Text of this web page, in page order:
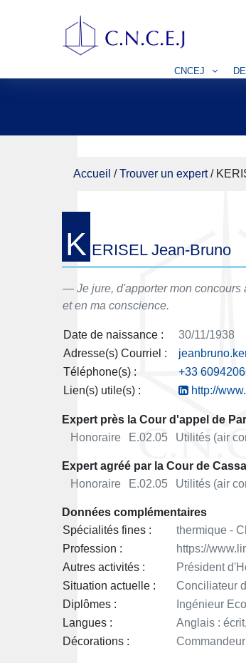
CNCEJ
Accueil /Trouver un expert/
K ERISEL Jean-Bruno
Je jure, d'apporter mon
et en ma conscience.
Date de naissance :
30/11/1938
Adresse(s) Courriel :
Téléphone(s) :
+33
Lien(s) utile(s) :
http://
Expert près la Cour d'appel de
Honoraire
E.02.05 Utilités (air
Expert agréé par la Cour de
Honoraire
E.02.05 Utilités (air
Données complémentaires
Spécialités fines :
thermique -
Profession :
https://
Autres activités :
Président
Situation actuelle :
Conciliateur
Diplômes :
Ingénieur
Langues :
Anglais :
Décorations :